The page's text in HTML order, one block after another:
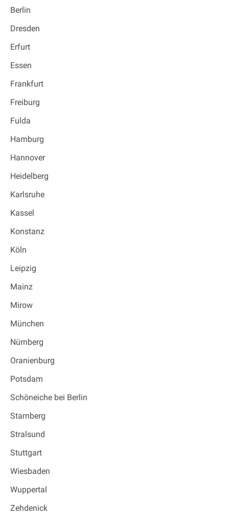
Berlin
Dresden
Erfurt
Essen
Frankfurt
Freiburg
Fulda
Hamburg
Hannover
Heidelberg
Karlsruhe
Kassel
Konstanz
Köln
Leipzig
Mainz
Mirow
München
Nürnberg
Oranienburg
Potsdam
Schöneiche bei Berlin
Starnberg
Stralsund
Stuttgart
Wiesbaden
Wuppertal
Zehdenick